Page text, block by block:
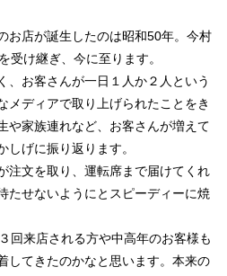
お店が誕生したのは昭和50年。今村
受け継ぎ、今に至ります。
、お客さんが一日１人か２人という
メディアで取り上げられたことをき
や家族連れなど、お客さんが増えて
しげに振り返ります。
注文を取り、運転席まで届けてくれ
たせないようにとスピーディーに焼
回来店される方や中高年のお客様も
してきたのかなと思います。本来の